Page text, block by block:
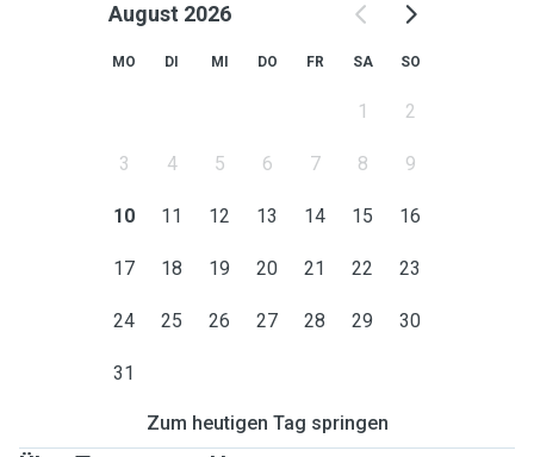
August 2026
MO DI MI DO FR SA SO
1 2
3 4 5 6 7 8 9
10 11 12 13 14 15 16
17 18 19 20 21 22 23
24 25 26 27 28 29 30
31
Zum heutigen Tag springen